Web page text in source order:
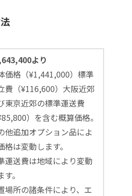
より
価格（¥1,441,000）標準
費（¥116,600）大阪近郊
東京近郊の標準運送費
）を含む概算価格。
他追加オプション品によ
格は変動します。
運送費は地域により変動
す。
場所の諸条件により、エ